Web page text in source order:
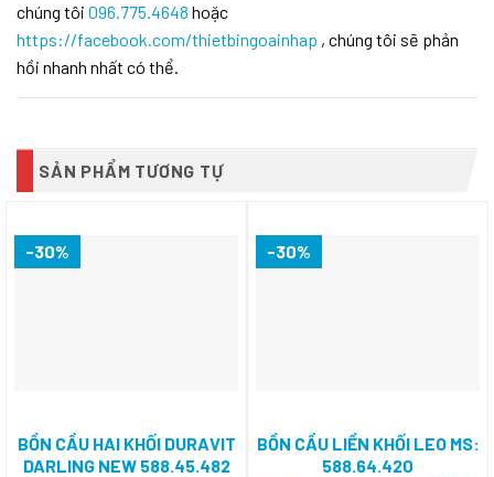
chúng tôi 096.775.4648 hoặc
https://facebook.com/thietbingoainhap , chúng tôi sẽ phản
hồi nhanh nhất có thể.
SẢN PHẨM TƯƠNG TỰ
-30%
BỒN CẦU HAI KHỐI DURAVIT
DARLING NEW 588.45.482
-30%
BỒN CẦU LIỀN KHỐI LEO MS:
588.64.420